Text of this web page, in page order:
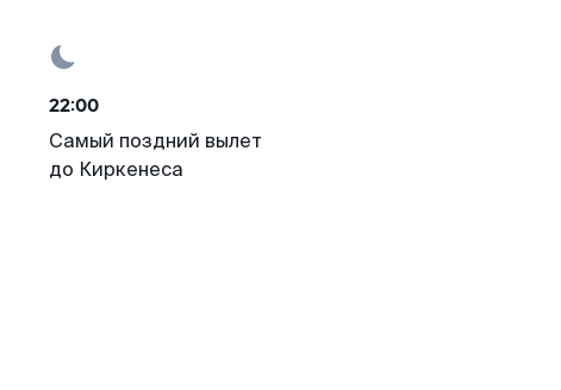
22:00
Самый поздний вылет
до Киркенеса